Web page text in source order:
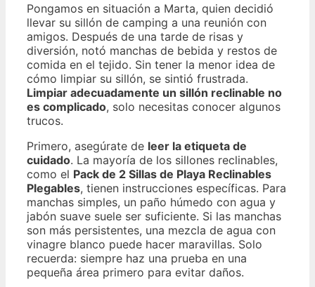
Pongamos en situación a Marta, quien decidió
llevar su sillón de camping a una reunión con
amigos. Después de una tarde de risas y
diversión, notó manchas de bebida y restos de
comida en el tejido. Sin tener la menor idea de
cómo limpiar su sillón, se sintió frustrada.
Limpiar adecuadamente un sillón reclinable no
es complicado, solo necesitas conocer algunos
trucos.
Primero, asegúrate de leer la etiqueta de
cuidado. La mayoría de los sillones reclinables,
como el Pack de 2 Sillas de Playa Reclinables
Plegables, tienen instrucciones específicas. Para
manchas simples, un paño húmedo con agua y
jabón suave suele ser suficiente. Si las manchas
son más persistentes, una mezcla de agua con
vinagre blanco puede hacer maravillas. Solo
recuerda: siempre haz una prueba en una
pequeña área primero para evitar daños.